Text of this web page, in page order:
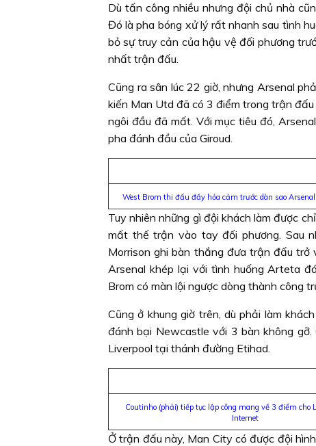
Dù tấn công nhiều nhưng đội chủ nhà
Đó là pha bóng xử lý rất nhanh sau tình
bỏ sự truy cản của hậu vệ đối phương
nhất trận đấu.
Cũng ra sân lúc 22 giờ, nhưng Arsenal
kiến Man Utd đã có 3 điểm trong trận
ngôi đầu đã mất. Với mục tiêu đó,
pha đánh đầu của Giroud.
West Brom thi đấu đầy hỏa cảm trước dàn sao
Tuy nhiên những gì đội khách làm được
mất thế trận vào tay đối phương. Sau
Morrison ghi bàn thắng đưa trận đấu
Arsenal khép lại với tình huống Arteta
Brom có màn lội ngược dòng thành công
Cũng ở khung giờ trên, dù phải làm
đánh bại Newcastle với 3 bàn không
Liverpool tại thánh đường Etihad.
Coutinho (phải) tiếp tục lập công mang về 3 điểm cho
Internet
Ở trận đấu này, Man City có được đội